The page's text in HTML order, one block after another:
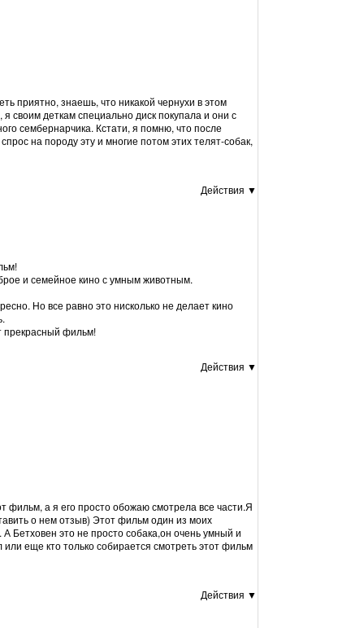
приятно, знаешь, что никакой чернухи в этом
своим деткам специально диск покупала и они с
сембернарчика. Кстати, я помню, что после
на породу эту и многие потом этих телят-собак,
Действия ▼
и семейное кино с умным животным.
Но все равно это нисколько не делает кино
прекрасный фильм!
Действия ▼
фильм, а я его просто обожаю смотрела все части.Я
о нем отзыв) Этот фильм один из моих
Бетховен это не просто собака,он очень умный и
еще кто только собирается смотреть этот фильм
Действия ▼